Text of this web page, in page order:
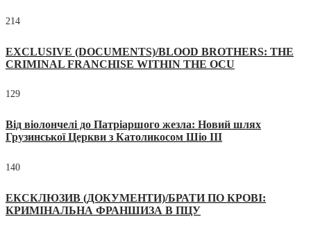
214
EXCLUSIVE (DOCUMENTS)/BLOOD BROTHERS: THE
CRIMINAL FRANCHISE WITHIN THE OCU
129
Від віолончелі до Патріаршого жезла: Новий шлях
Грузинської Церкви з Католикосом Шіо III
140
ЕКСКЛЮЗИВ (ДОКУМЕНТИ)/БРАТИ ПО КРОВІ:
КРИМІНАЛЬНА ФРАНШИЗА В ПЦУ